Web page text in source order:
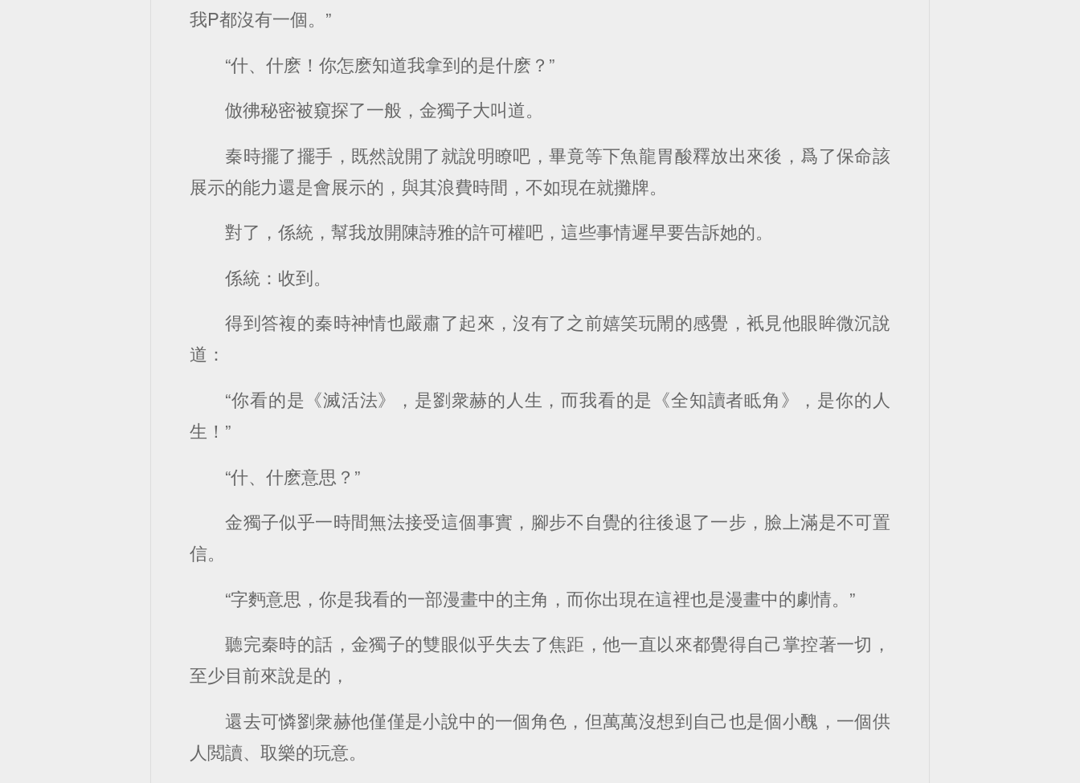
我P都沒有一個。”
“什、什麽！你怎麽知道我拿到的是什麽？”
倣彿秘密被窺探了一般，金獨子大叫道。
秦時擺了擺手，既然說開了就說明瞭吧，畢竟等下魚龍胃酸釋放出來後，爲了保命該
展示的能力還是會展示的，與其浪費時間，不如現在就攤牌。
對了，係統，幫我放開陳詩雅的許可權吧，這些事情遲早要告訴她的。
係統：收到。
得到答複的秦時神情也嚴肅了起來，沒有了之前嬉笑玩閙的感覺，衹見他眼眸微沉說
道：
“你看的是《滅活法》，是劉衆赫的人生，而我看的是《全知讀者眡角》，是你的人
生！”
“什、什麽意思？”
金獨子似乎一時間無法接受這個事實，腳步不自覺的往後退了一步，臉上滿是不可置
信。
“字麪意思，你是我看的一部漫畫中的主角，而你出現在這裡也是漫畫中的劇情。”
聽完秦時的話，金獨子的雙眼似乎失去了焦距，他一直以來都覺得自己掌控著一切，
至少目前來說是的，
還去可憐劉衆赫他僅僅是小說中的一個角色，但萬萬沒想到自己也是個小醜，一個供
人閲讀、取樂的玩意。